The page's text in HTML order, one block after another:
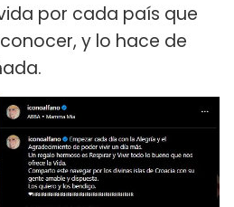
por cada país que
y lo hace de